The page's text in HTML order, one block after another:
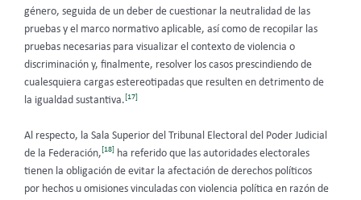
género, seguida de un deber de cuestionar la neutralidad de las
pruebas y el marco normativo aplicable, así como de recopilar las
pruebas necesarias para visualizar el contexto de violencia o
discriminación y, finalmente, resolver los casos prescindiendo de
cualesquiera cargas estereotipadas que resulten en detrimento de
la igualdad sustantiva.[17]
Al respecto, la Sala Superior del Tribunal Electoral del Poder Judicial
de la Federación, [18]
ha referido que las autoridades electorales
tienen la obligación de evitar la afectación de derechos políticos
por hechos u omisiones vinculadas con violencia política en razón de